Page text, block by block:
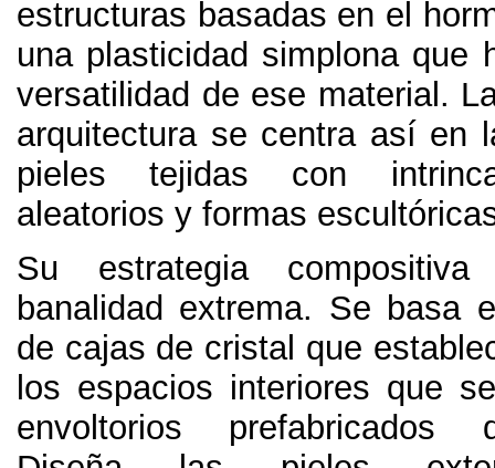
estructuras basadas en el
una plasticidad simplona que
versatilidad de ese material .
arquitectura se centra así en
pieles tejidas con
aleatorios y formas
Su estrategia
banalidad extrema. Se basa
de cajas de cristal que
los espacios interiores que
envoltorios prefabricados